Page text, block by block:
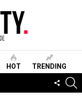
HOT TRENDING